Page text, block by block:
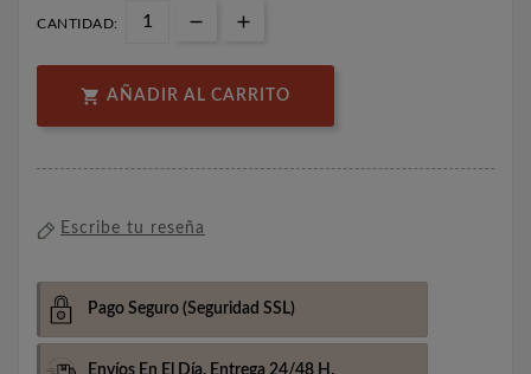
CANTIDAD:
 AÑADIR AL CARRITO
Escribe tu reseña
Pago Seguro (Seguridad SSL)
Envíos En El Día, Entrega 24/48 H.